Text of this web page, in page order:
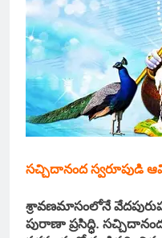
సచ్చిదానంద స్వరూపుడి
శ్రావణమాసంలోనే
పురాణా ప్రసిద్ధి.